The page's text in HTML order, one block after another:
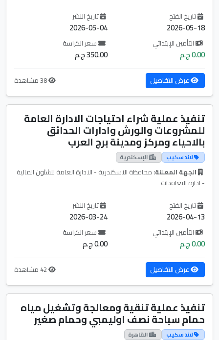
تاريخ الفتح
2026-05-18
تاريخ النشر
2026-05-04
التأمين الإبتدائي
0.00 ج.م
سعر الكراسة
350.00 ج.م
عرض التفاصيل
تنفيذ عملية شراء احتياجات الادارة العامة
للمشروعات والورش وادارات الحدائق
بالاحياء ومركز ومدينة برج العرب
لاند سكيب الإسكندرية
الجهة المعلنة: محافظة الاسكندرية - الادارة العامة للشئون المالية
- ادارة التعاقدات
تاريخ الفتح
2026-04-13
تاريخ النشر
2026-03-24
التأمين الإبتدائي
0.00 ج.م
سعر الكراسة
0.00 ج.م
عرض التفاصيل
تنفيذ عملية تنقية ومعالجة وتشغيل مياه
حمام سباحة نصف اوليمبي وحمام صغير
لاند سكيب القاهرة